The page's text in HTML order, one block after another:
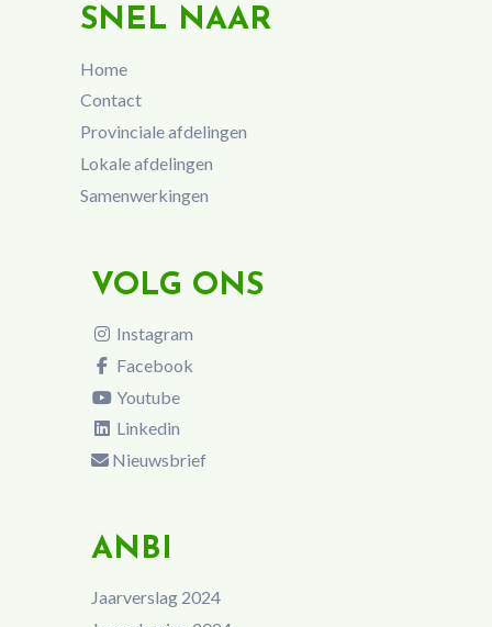
SNEL NAAR
Home
Contact
Provinciale afdelingen
Lokale afdelingen
Samenwerkingen
VOLG ONS
Instagram
Facebook
Youtube
Linkedin
Nieuwsbrief
ANBI
Jaarverslag 2024